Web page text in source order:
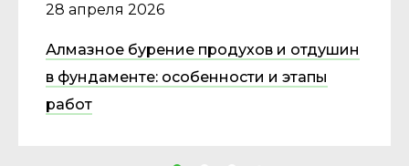
28 апреля 2026
Алмазное бурение продухов и отдушин
в фундаменте: особенности и этапы
работ